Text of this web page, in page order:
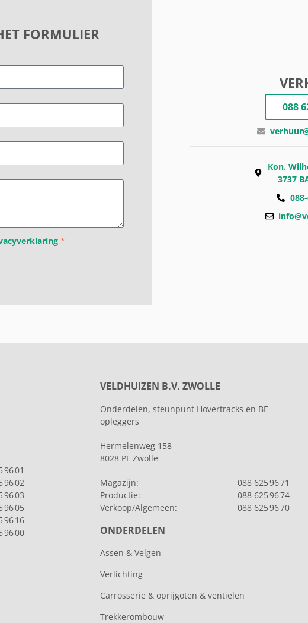
FORMULIER
*
088
Kon.
3737
96 01
96 02
96 03
96 05
96 16
96 00
VELDHUIZEN B.V. ZWOLLE
Onderdelen, steunpunt Hovertracks en BE-
opleggers
Hermelenweg 158
8028 PL Zwolle
Magazijn:
088 625 96 71
Productie:
088 625 96 74
Verkoop/Algemeen:
088 625 96 70
ONDERDELEN
Assen & Velgen
Verlichting
Carrosserie & oprijgoten & ventielen
Trekkerombouw